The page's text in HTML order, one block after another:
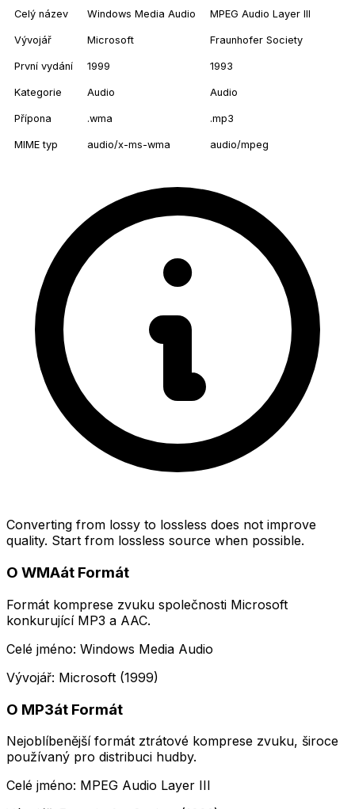
Celý název Windows Media Audio MPEG Audio Layer III
Vývojář Microsoft Fraunhofer Society
První vydání 1999 1993
Kategorie Audio Audio
Přípona .wma .mp3
MIME typ audio/x-ms-wma audio/mpeg
Converting from lossy to lossless does not improve
quality. Start from lossless source when possible.
O WMAát Formát
Formát komprese zvuku společnosti Microsoft
konkurující MP3 a AAC.
Celé jméno: Windows Media Audio
Vývojář: Microsoft (1999)
O MP3át Formát
Nejoblíbenější formát ztrátové komprese zvuku, široce
používaný pro distribuci hudby.
Celé jméno: MPEG Audio Layer III